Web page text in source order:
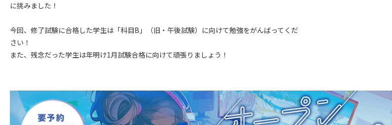
に挑みました！
今回、修了試験に合格した学生は「科目B」（旧・午後試験）に向けて勉強をがんばってくだ
さい！
また、残念だった学生は年明け1月試験合格に向けて頑張りましょう！